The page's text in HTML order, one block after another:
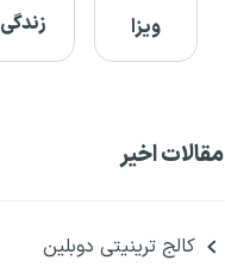
ویزا زندگی
مقالات اخیر
کالج ترینیتی دوبلین